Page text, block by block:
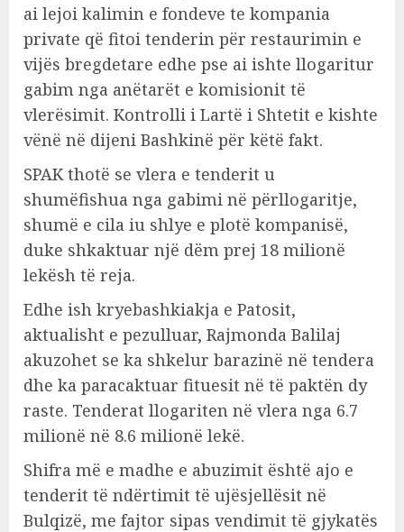
ai lejoi kalimin e fondeve te kompania
private që fitoi tenderin për restaurimin e
vijës bregdetare edhe pse ai ishte llogaritur
gabim nga anëtarët e komisionit të
vlerësimit. Kontrolli i Lartë i Shtetit e kishte
vënë në dijeni Bashkinë për këtë fakt.
SPAK thotë se vlera e tenderit u
shumëfishua nga gabimi në përllogaritje,
shumë e cila iu shlye e plotë kompanisë,
duke shkaktuar një dëm prej 18 milionë
lekësh të reja.
Edhe ish kryebashkiakja e Patosit,
aktualisht e pezulluar, Rajmonda Balilaj
akuzohet se ka shkelur barazinë në tendera
dhe ka paracaktuar fituesit në të paktën dy
raste. Tenderat llogariten në vlera nga 6.7
milionë në 8.6 milionë lekë.
Shifra më e madhe e abuzimit është ajo e
tenderit të ndërtimit të ujësjellësit në
Bulqizë, me fajtor sipas vendimit të gjykatës